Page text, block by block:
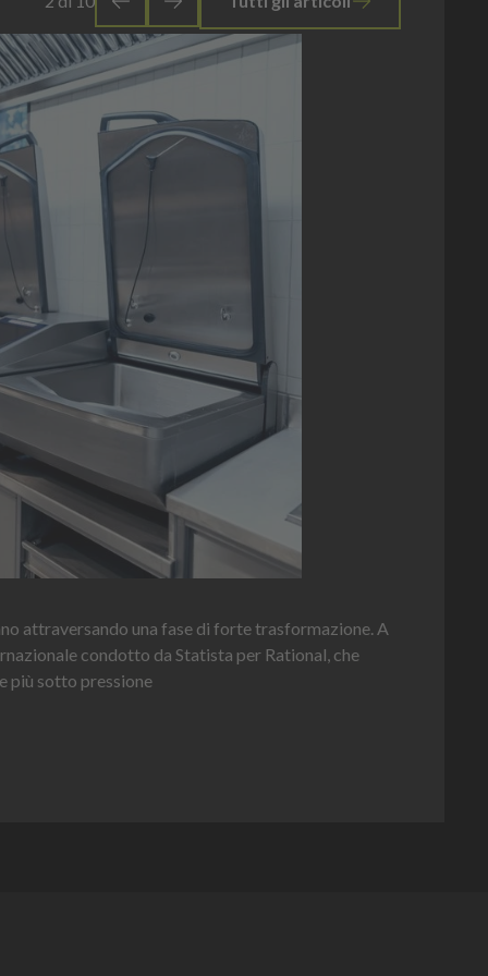
attraversando una fase di forte trasformazione. A
condotto da Statista per Rational, che
più sotto pressione